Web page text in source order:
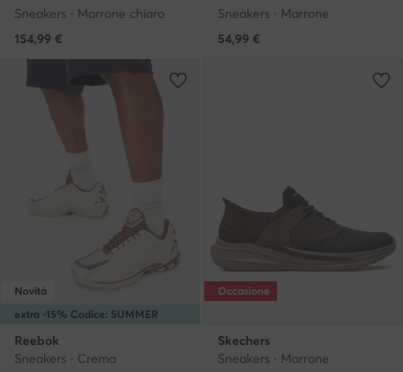
Sneakers · Marrone chiaro
154,99 €
Sneakers · Marrone
54,99 €
extra -15% Codice: SUMMER
Novità
Reebok
Sneakers · Crema
Occasione
Skechers
Sneakers · Marrone